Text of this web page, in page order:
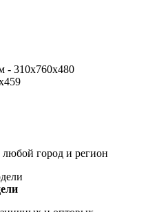
- 310x760x480
любой город и регион